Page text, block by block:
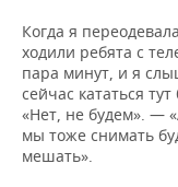
Когда я
ходили ребята с
пара минут, и я
сейчас кататься
«Нет, не будем». —
мы тоже снимать
мешать».